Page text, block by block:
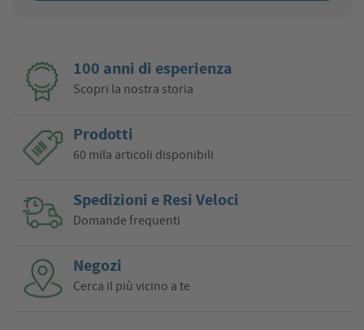
100 anni di esperienza
Scopri la nostra storia
Prodotti
60 mila articoli disponibili
Spedizioni e Resi Veloci
Domande frequenti
Negozi
Cerca il più vicino a te